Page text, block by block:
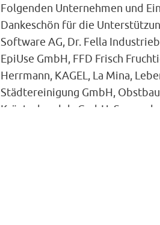
Folgenden Unternehmen und
Dankeschön für die
Software AG, Dr. Fella
EpiUse GmbH, FFD Frisch
Herrmann, KAGEL, La Mina,
Städtereinigung GmbH,
Kräuterhandels GmbH,